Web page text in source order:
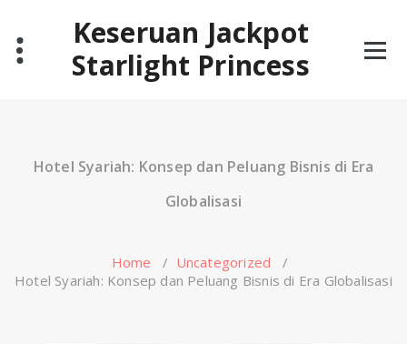
content
Keseruan Jackpot
Starlight Princess
Hotel Syariah: Konsep dan Peluang Bisnis di Era
Globalisasi
Home / Uncategorized /
Hotel Syariah: Konsep dan Peluang Bisnis di Era Globalisasi